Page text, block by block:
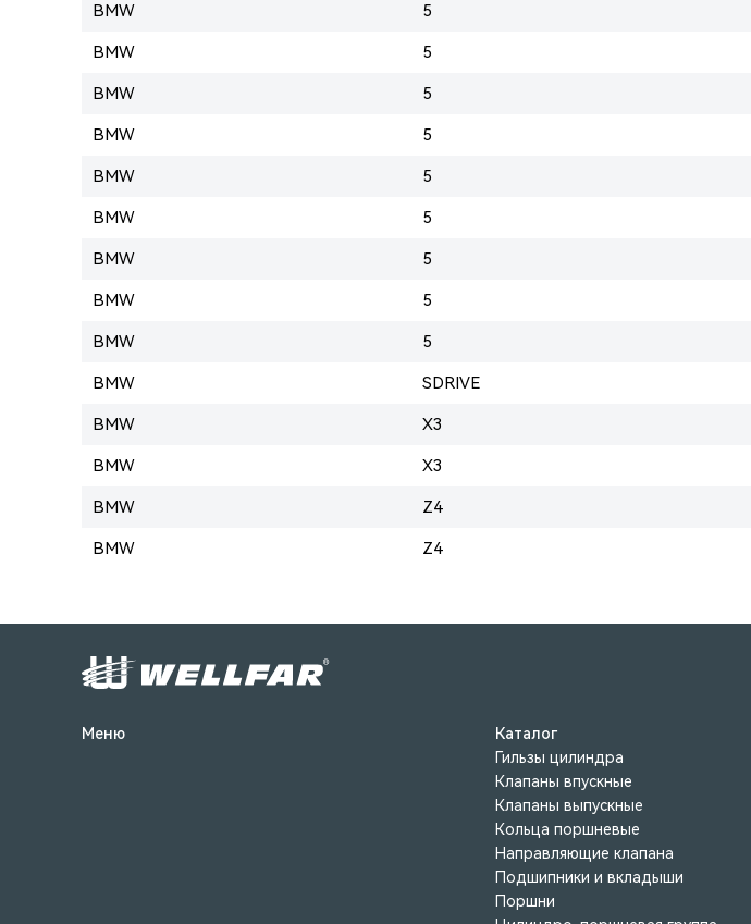
BMW 5
BMW 5
BMW 5
BMW 5
BMW 5
BMW 5
BMW 5
BMW 5
BMW 5
BMW SDRIVE
BMW X3
BMW X3
BMW Z4
BMW Z4
Меню
Каталог
Гильзы цилиндра
Клапаны впускные
Клапаны выпускные
Кольца поршневые
Направляющие клапана
Подшипники и вкладыши
Поршни